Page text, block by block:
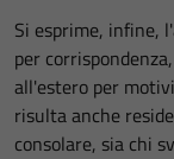
Si esprime, infine,
per
all'estero per
risulta anche
consolare, sia chi